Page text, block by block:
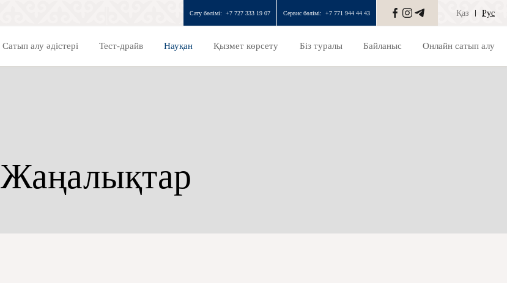
Сату бөлімі: +7 727 333 19 07 Сервис бөлімі: +7 771 944 44 43 Қаз Рус
Сатып алу әдістері Тест-драйв Науқан Қызмет көрсету Біз туралы Байланыс Онлайн сатып алу
Жаңалықтар